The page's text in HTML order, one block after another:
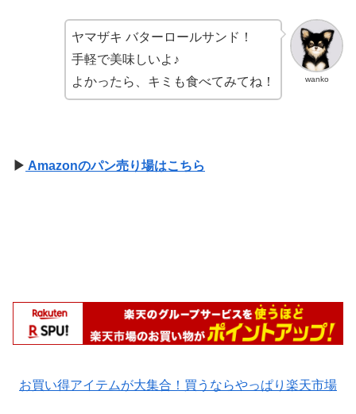
wanko
ヤマザキ バターロールサンド！
手軽で美味しいよ♪
よかったら、キミも食べてみてね！
▶ Amazonのパン売り場はこちら
お買い得アイテムが大集合！買うならやっぱり楽天市場